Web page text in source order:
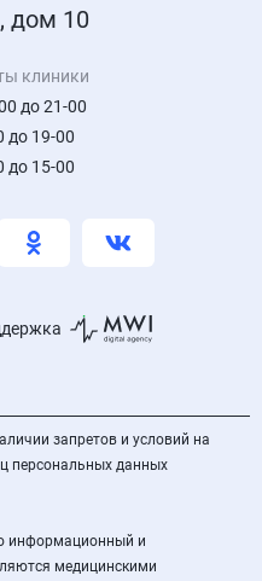
дом 10
клиники
до 21-00
до 19-00
до 15-00
запретов и условий на
персональных данных
информационный и
медицинскими